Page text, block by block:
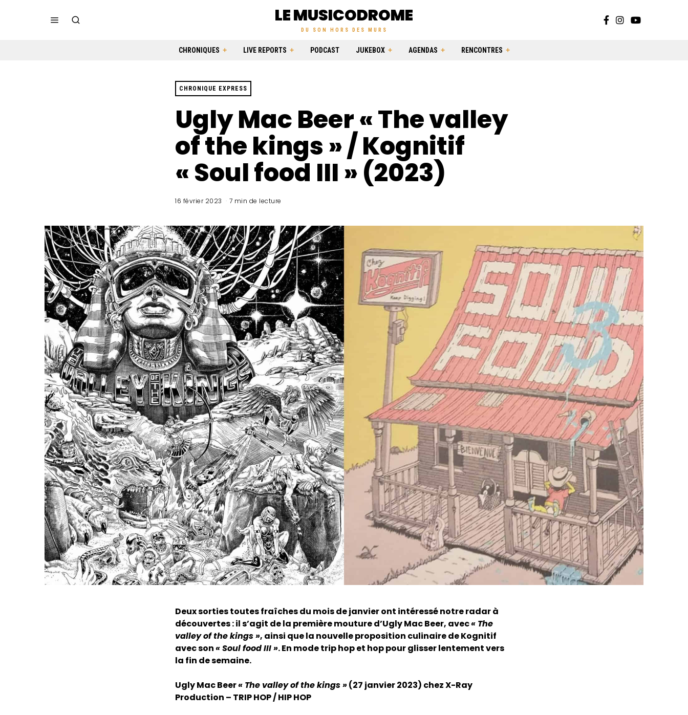
LE MUSICODROME
DU SON HORS DES MURS
CHRONIQUES LIVE REPORTS PODCAST JUKEBOX AGENDAS RENCONTRES
CHRONIQUE EXPRESS
Ugly Mac Beer « The valley
of the kings » / Kognitif
« Soul food III » (2023)
16 février 2023 7 min de lecture
Deux sorties toutes fraîches du mois de janvier ont intéressé notre radar à
découvertes : il s’agit de la première mouture d’Ugly Mac Beer, avec« The
valley of the kings », ainsi que la nouvelle proposition culinaire de Kognitif
avec son« Soul food III ». En mode trip hop et hop pour glisser lentement vers
la fin de semaine.
Ugly Mac Beer« The valley of the kings »(27 janvier 2023) chez X-Ray
Production – TRIP HOP / HIP HOP